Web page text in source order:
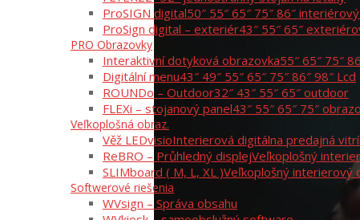
ProSIGN digital50″ 55″ 65″ 75″ 86″
ProSign digital – exteriér43″ 55″ 65″
PRO Obrazovky
Interaktivní dotyková obrazovka55″ 65″ 75″
Digitální menu43″ 49″ 55″ 65″ 75″ 86″ 98″ Lcd
ROUNDo – Outdoor32″ 43″ 55″ 65″ outdoor
FLEXi – stojanový panel43″ 55″ 65″ 75″
Veľkoplošná obraz.
Věž LEDvisioInterierová digitálna predajná
ReBRO – Průhledný displejVeľkoplošný
SLIMboard ( M, L, XL )Veľkoplošný interierový
Softwerové riešenia
WVsign – Správa obsahu